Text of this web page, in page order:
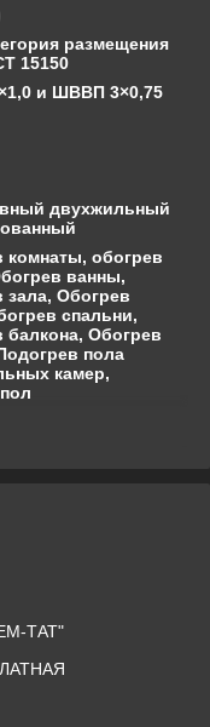
размещения
15150
и ШВВП 3×0,75
двухжильный
комнаты, обогрев
ванны,
зала, Обогрев
спальни,
балкона, Обогрев
пола
камер,
ТАТ"